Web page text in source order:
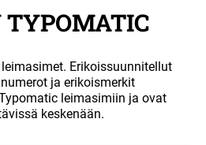
Erikoissuunnitellut
ja erikoismerkit
leimasimiin ja ovat
keskenään.